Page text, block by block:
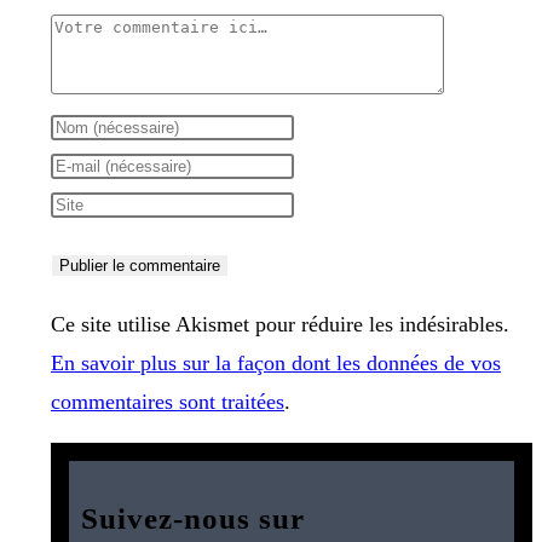
Comment
Enter
your
name
to
comment
Enter
your
to
comment
Saisir
votre
site
(facultatif)
Ce site utilise Akismet pour réduire les indésirables.
En savoir plus sur la façon dont les données de vos
commentaires sont traitées.
Suivez-nous sur